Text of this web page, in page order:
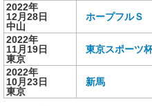
2022年
12月28日
中山
ホープフルＳ
2022年
11月19日
東京
東京スポーツ
2022年
10月23日
東京
新馬